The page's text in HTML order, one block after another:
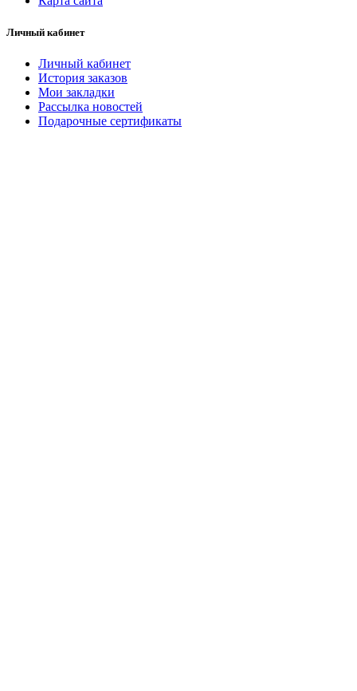
Личный кабинет
Личный кабинет
История заказов
Мои закладки
Рассылка новостей
Подарочные сертификаты